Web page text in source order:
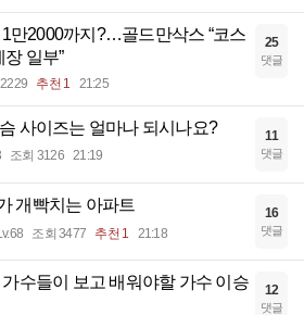
만2000까지?…골드만삭스 “코스
일부”
추천 1 21:25
25
댓글
사이즈는 얼마나 되시나요?
조회 3126 21:19
11
댓글
개빡치는 아파트
조회 3477 추천 1 21:18
16
댓글
수들이 보고 배워야할 가수 이승
12
댓글